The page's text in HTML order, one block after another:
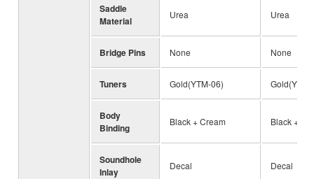
Saddle
Material
Urea Urea
Bridge Pins None None
Tuners Gold(YTM-06)
Body
Binding
Black + Cream Black +
Soundhole
Inlay
Decal Decal